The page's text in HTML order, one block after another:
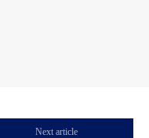
Next article